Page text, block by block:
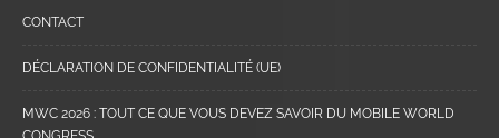
CONTACT
DÉCLARATION DE CONFIDENTIALITÉ (UE)
MWC 2026 : TOUT CE QUE VOUS DEVEZ SAVOIR DU MOBILE WORLD